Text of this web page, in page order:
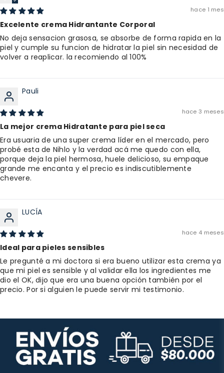
hace 1 mes
Excelente crema Hidrantante Corporal
No deja sensacion grasosa, se absorbe de forma rapida en la
piel y cumple su funcion de hidratar la piel sin necesidad de
volver a reaplicar. la recomiendo al 100%
Pauli
hace 3 meses
La mejor crema Hidratante para piel seca
Era usuaria de una super crema líder en el mercado, pero
probé esta de Nihlo y la verdad acá me quedo con ella,
porque deja la piel hermosa, huele delicioso, su empaque
grande me encanta y el precio es indiscutiblemente
chevere.
LUCÍA
hace 4 meses
Ideal para pieles sensibles
Le pregunté a mi doctora si era bueno utilizar esta crema ya
que mi piel es sensible y al validar ella los ingredientes me
dio el OK, dijo que era una buena opción también por el
precio. Por si alguien le puede servir mi testimonio.